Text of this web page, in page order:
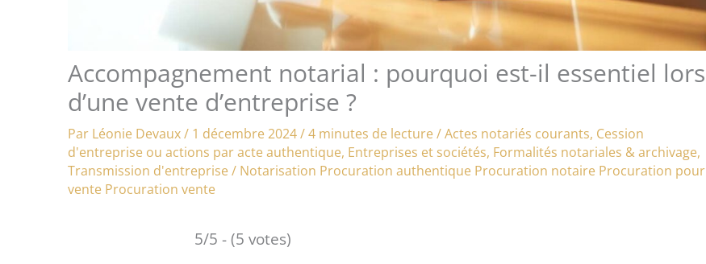
Accompagnement notarial : pourquoi est-il essentiel lors
d’une vente d’entreprise ?
Par Léonie Devaux/ 1 décembre 2024/4 minutes de lecture/Actes notariés courants, Cession
d'entreprise ou actions par acte authentique, Entreprises et sociétés, Formalités notariales & archivage,
Transmission d'entreprise/ Notarisation Procuration authentique Procuration notaire Procuration pour
vente Procuration vente
5/5 - (5 votes)